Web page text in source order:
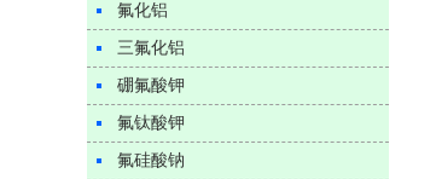
氟化铝
三氟化铝
硼氟酸钾
氟钛酸钾
氟硅酸钠